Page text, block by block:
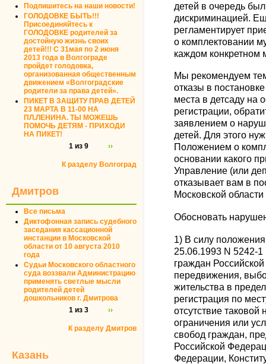
Подпишитесь на наши новости!
ГОЛОДОВКЕ БЫТЬ!!!
Присоединяйтесь к
ГОЛОДОВКЕ родителей за
достойную жизнь своих
детей!!! С 31мая по 2 июня
2013 года в Волгограде
пройдет голодовка,
организованная общественным
движением «Волгоградские
родители за права детей».
ПИКЕТ В ЗАЩИТУ ПРАВ ДЕТЕЙ
23 МАРТА В 11-00 НА
ПЛ.ЛЕНИНА. ТЫ МОЖЕШЬ
ПОМОЧЬ ДЕТЯМ - ПРИХОДИ
НА ПИКЕТ!
1 из 9
››
К разделу Волгоград
Дмитров
Все письма
Диктофонная запись судебного
заседания кассационной
инстанции в Московской
области от 10 августа 2010
года
Судьи Московского областного
суда воззвали Администрацию
применять светлые мысли
родителей детей
дошкольников г. Дмитрова
1 из 3
››
К разделу Дмитров
Казань
детей в очередь
дискриминацией.
регламентирует
о комплектовании
каждом конкретном
Мы рекомендуем
отказы в
места в детсаду на
регистрации,
заявлением о
детей. Для этого
Положением о
основании какого
Управление (или
отказывает вам в
Московской
Обосновать
1) В силу
25.06.1993 N 5242-
граждан
передвижения,
жительства в
регистрация по
отсутствие таковой
ограничения или
свобод граждан,
Российской
Федерации,